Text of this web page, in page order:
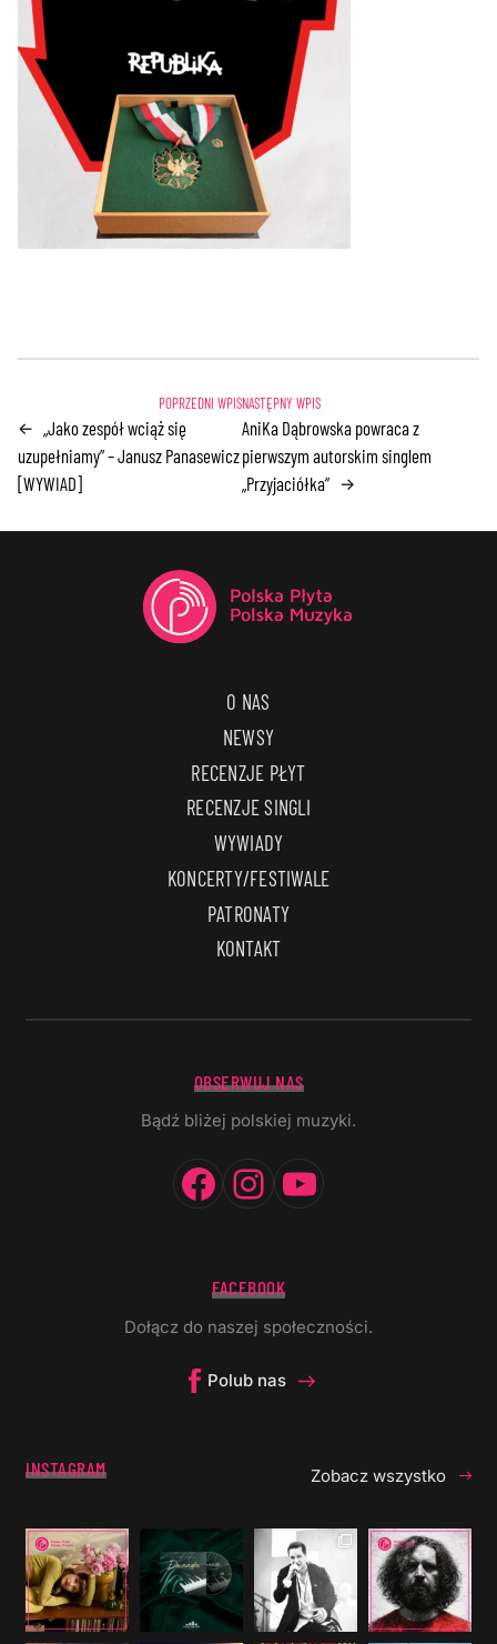
← „Jako zespół wciąż się
uzupełniamy” – Janusz Panasewicz
[WYWIAD]
AniKa Dąbrowska powraca z
pierwszym autorskim singlem
„Przyjaciółka” →
O NAS
NEWSY
RECENZJE PŁYT
RECENZJE SINGLI
WYWIADY
KONCERTY/FESTIWALE
PATRONATY
KONTAKT
OBSERWUJ NAS
Bądź bliżej polskiej muzyki.
Facebook
Instagram
FACEBOOK
Dołącz do naszej społeczności.
Polub nas
INSTAGRAM Zobacz wszystko